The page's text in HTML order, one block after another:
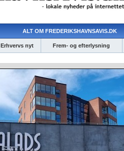
ALT OM FREDERIKSHAVNSAVIS.DK
Erhvervs nyt Frem- og efterlysning